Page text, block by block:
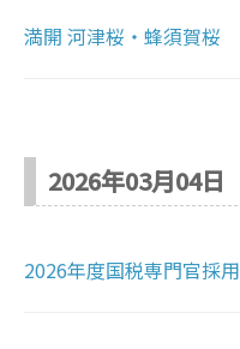
満開 河津桜・蜂須賀桜
2026年03月04日
2026年度国税専門官採